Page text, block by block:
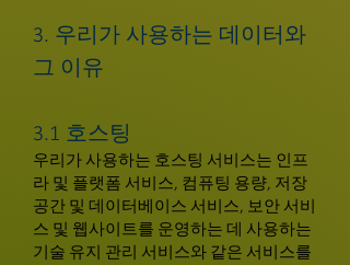
3. 우리가 사용하는 데이터와
그 이유
3.1 호스팅
우리가 사용하는 호스팅 서비스는 인프
라 및 플랫폼 서비스, 컴퓨팅 용량, 저장
공간 및 데이터베이스 서비스, 보안 서비
스 및 웹사이트를 운영하는 데 사용하는
기술 유지 관리 서비스와 같은 서비스를